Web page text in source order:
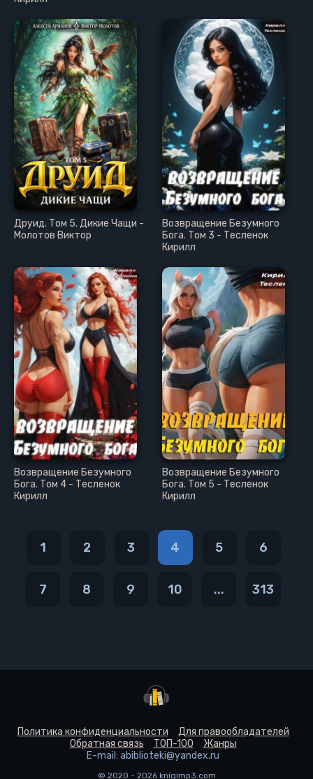
Друид. Том 5. Дикие Чащи -
Молотов Виктор
Возвращение Безумного
Бога. Том 3 - Тесленок
Кирилл
Возвращение Безумного
Бога. Том 4 - Тесленок
Кирилл
Возвращение Безумного
Бога. Том 5 - Тесленок
Кирилл
1 2 3 4 5 6
7 8 9 10 ... 313
Политика конфиденциальности
Для правообладателей
Обратная связь
ТОП-100
Жанры
E-mail: abiblioteki@yandex.ru
© 2020 - 2026 knigimp3.com